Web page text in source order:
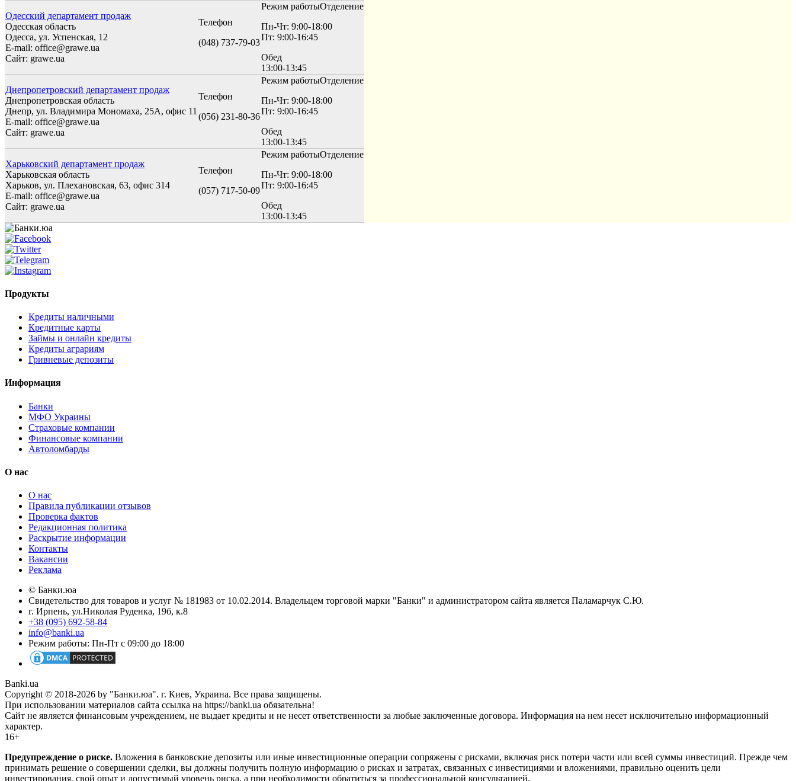
Одесский департамент продаж
Одесская область
Одесса, ул. Успенская, 12
E-mail: office@grawe.ua
Сайт: grawe.ua
Телефон
(048) 737-79-03
Режим работыОтделение
Пн-Чт: 9:00-18:00
Пт: 9:00-16:45
Обед
13:00-13:45
Днепропетровский департамент продаж
Днепропетровская область
Днепр, ул. Владимира Мономаха, 25А, офис 11
E-mail: office@grawe.ua
Сайт: grawe.ua
Телефон
(056) 231-80-36
Режим работыОтделение
Пн-Чт: 9:00-18:00
Пт: 9:00-16:45
Обед
13:00-13:45
Харьковский департамент продаж
Харьковская область
Харьков, ул. Плехановская, 63, офис 314
E-mail: office@grawe.ua
Сайт: grawe.ua
Телефон
(057) 717-50-09
Режим работыОтделение
Пн-Чт: 9:00-18:00
Пт: 9:00-16:45
Обед
13:00-13:45
Продукты
Кредиты наличными
Кредитные карты
Займы и онлайн кредиты
Кредиты аграриям
Гривневые депозиты
Информация
Банки
МФО Украины
Страховые компании
Финансовые компании
Автоломбарды
О нас
О нас
Правила публикации отзывов
Проверка фактов
Редакционная политика
Раскрытие информации
Контакты
Вакансии
Реклама
© Банки.юа
Свидетельство для товаров и услуг № 181983 от 10.02.2014. Владельцем торговой марки "Банки" и администратором сайта является Паламарчук С.Ю.
г. Ирпень, ул.Николая Руденка, 19б, к.8
+38 (095) 692-58-84
info@banki.ua
Режим работы: Пн-Пт с 09:00 до 18:00
Banki.ua
Copyright © 2018-2026 by "Банки.юа". г. Киев, Украина. Все права защищены.
При использовании материалов сайта ссылка на https://banki.ua обязательна!
Сайт не является финансовым учреждением, не выдает кредиты и не несет ответственности за любые заключенные договора. Информация на нем несет исключительно информационный
характер.
16+
Предупреждение о риске. Вложения в банковские депозиты или иные инвестиционные операции сопряжены с рисками, включая риск потери части или всей суммы инвестиций. Прежде чем
принимать решение о совершении сделки, вы должны получить полную информацию о рисках и затратах, связанных с инвестициями и вложениями, правильно оценить цели
инвестирования, свой опыт и допустимый уровень риска, а при необходимости обратиться за профессиональной консультацией.